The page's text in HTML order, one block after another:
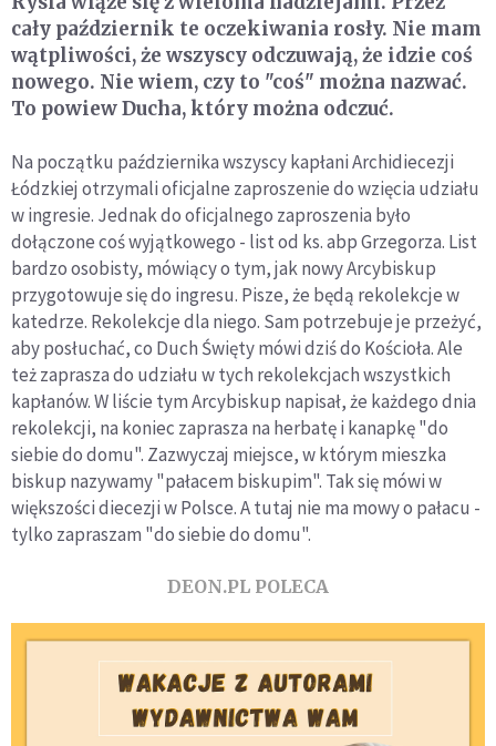
cały październik te oczekiwania rosły. Nie mam
wątpliwości, że wszyscy odczuwają, że idzie coś
nowego. Nie wiem, czy to "coś" można nazwać.
To powiew Ducha, który można odczuć.
Na początku października wszyscy kapłani Archidiecezji
Łódzkiej otrzymali oficjalne zaproszenie do wzięcia udziału
w ingresie. Jednak do oficjalnego zaproszenia było
dołączone coś wyjątkowego - list od ks. abp Grzegorza. List
bardzo osobisty, mówiący o tym, jak nowy Arcybiskup
przygotowuje się do ingresu. Pisze, że będą rekolekcje w
katedrze. Rekolekcje dla niego. Sam potrzebuje je przeżyć,
aby posłuchać, co Duch Święty mówi dziś do Kościoła. Ale
też zaprasza do udziału w tych rekolekcjach wszystkich
kapłanów. W liście tym Arcybiskup napisał, że każdego dnia
rekolekcji, na koniec zaprasza na herbatę i kanapkę "do
siebie do domu". Zazwyczaj miejsce, w którym mieszka
biskup nazywamy "pałacem biskupim". Tak się mówi w
większości diecezji w Polsce. A tutaj nie ma mowy o pałacu -
tylko zapraszam "do siebie do domu".
DEON.PL POLECA